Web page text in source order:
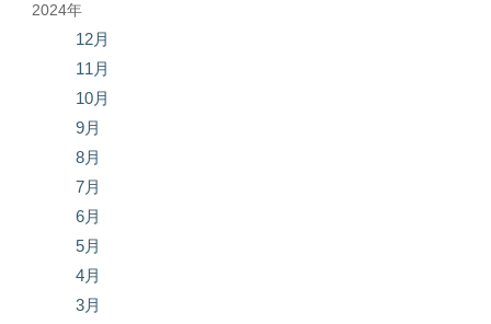
2024年
12月
11月
10月
9月
8月
7月
6月
5月
4月
3月